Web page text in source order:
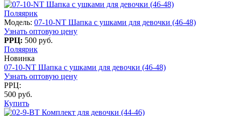
Поляярик
Модель: 07-10-NT Шапка с ушками для девочки (46-48)
Узнать оптовую цену
РРЦ: 500 руб.
Поляярик
Новинка
07-10-NT Шапка с ушками для девочки (46-48)
Узнать оптовую цену
РРЦ:
500 руб.
Купить